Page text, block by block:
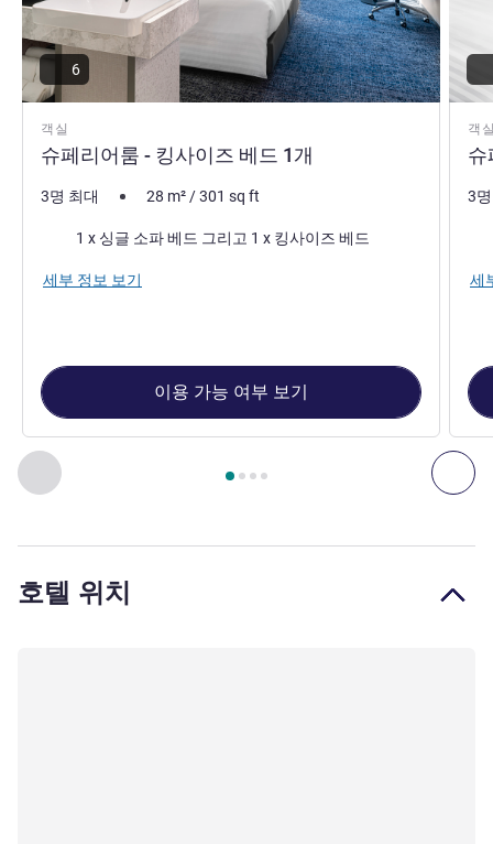
이전 - 객실 다
4 페이지 , 객실 1 : 슈페리어룸 - 킹사이즈 베드 1개 , 객실 2 :
객실
슈페리어룸 - 킹사이즈 베드 1개
6
3명 최대 28 m²/301 sq ft
1 x 싱글 소파 베드 그리고 1 x 킹사이즈 베드
세부 정보 보기
이용 가능 여부 보기
객
슈
3
세
호텔 위치